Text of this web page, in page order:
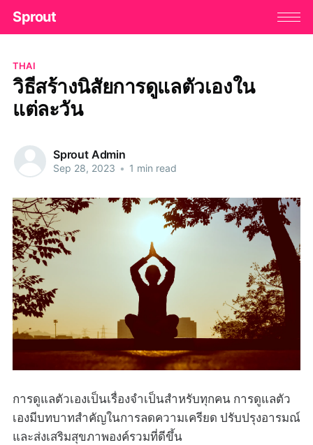
Sprout
THAI
วิธีสร้างนิสัยการดูแลตัวเองใน
แต่ละวัน
Sprout Admin
Sep 28, 2023 • 1 min read
การดูแลตัวเองเป็นเรื่องจำเป็นสำหรับทุกคน การดูแลตัว
เองมีบทบาทสำคัญในการลดความเครียด ปรับปรุงอารมณ์
และส่งเสริมสุขภาพองค์รวมที่ดีขึ้น